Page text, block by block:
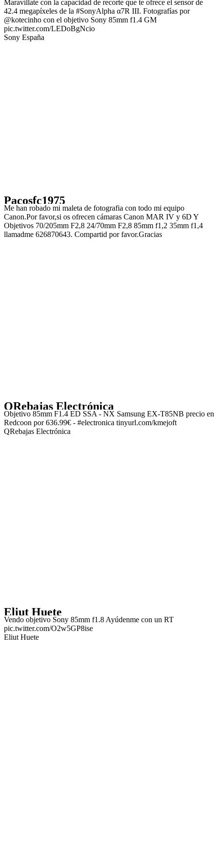
Maravíllate con la capacidad de recorte que te ofrece el sensor de
42.4 megapíxeles de la #SonyAlpha α7R III. Fotografías por
@kotecinho con el objetivo Sony 85mm f1.4 GM
pic.twitter.com/LEDoBgNcio
Sony España
Pacosfc1975
Me han robado mi maleta de fotografia con todo mi equipo
Canon.Por favor,si os ofrecen cámaras Canon MAR IV y 6D Y
Objetivos 70/205mm F2,8 24/70mm F2,8 85mm f1,2 35mm f1,4
llamadme 626870643. Compartid por favor.Gracias
QRebajas Electrónica
Objetivo 85mm F1.4 ED SSA - NX Samsung EX-T85NB precio en
Redcoon por 636.99€ - #electronica tinyurl.com/kmejoft
QRebajas Electrónica
Eliut Huete
Vendo objetivo Sony 85mm f1.8 Ayúdenme con un RT
pic.twitter.com/O2w5GP8ise
Eliut Huete